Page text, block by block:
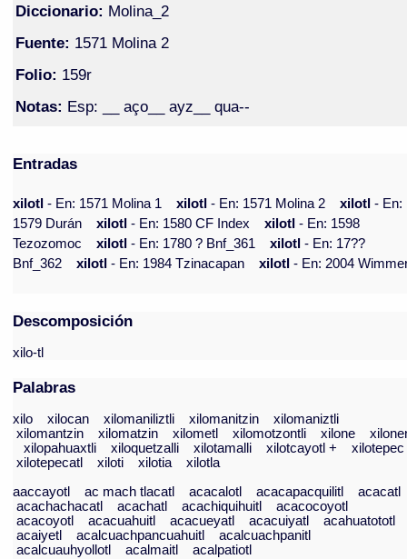
Diccionario: Molina_2
Fuente: 1571 Molina 2
Folio: 159r
Notas: Esp: __ aço__ ayz__ qua--
Entradas
xilotl- En: 1571 Molina 1 xilotl- En: 1571 Molina 2 xilotl- En:
1579 Durán
xilotl- En: 1580 CF Index xilotl- En: 1598
Tezozomoc
xilotl- En: 1780 ? Bnf_361 xilotl- En: 17??
Bnf_362
xilotl- En: 1984 Tzinacapan xilotl- En: 2004
Descomposición
xilo-tl
Palabras
xilo xilocan xilomaniliztli xilomanitzin
xilomaniztli
xilomantzin
xilomatzin xilometl xilomotzontli xilone
xilopahuaxtli
xiloquetzalli xilotamalli xilotcayotl +
xilotepec
xilotepecatl
xiloti xilotia
xilotla
aaccayotl
ac mach tlacatl acacalotl acacapacquilitl
acacatl
acachachacatl
acachatl acachiquihuitl
acacocoyotl
acacoyotl
acacuahuitl acacueyatl acacuiyatl
acahuatototl
acaiyetl
acalcuachpancuahuitl
acalcuachpanitl
acalcuauhyollotl
acalmaitl
acalpatiotl